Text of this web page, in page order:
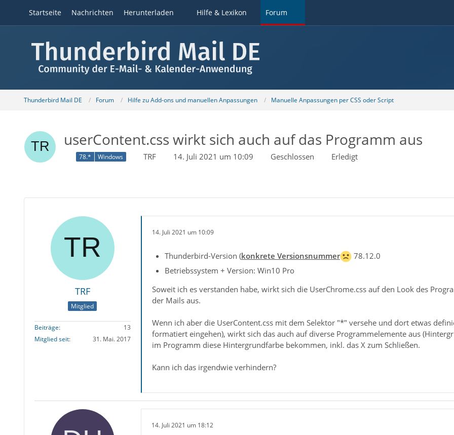
Startseite Nachrichten Herunterladen Hilfe & Lexikon Forum
Thunderbird Mail DE Forum Hilfe zu Add-ons und manuellen Anpassungen Manuelle Anpassungen per CSS oder Script
userContent.css wirkt sich auch auf das Programm aus
78.* Windows TRF 14. Juli 2021 um 10:09 Geschlossen Erledigt
TRF
Mitglied
Beiträge
13
Mitglied seit
31. Mai. 2017
14. Juli 2021 um 10:09
Thunderbird-Version (konkrete Versionsnummer
78.12.0
Betriebssystem + Version: Win10 Pro
Soweit ich es verstanden habe, wirkt sich die UserChrome.css auf den Look des
der Mails aus.
Wenn ich aber die UserContent.css mit dem Selektor "*" versehe und dort etwas
formatiert eingehen), wirkt sich das auch auf diverse Programmelemente aus
im Programm diese Hintergrundfarbe bekommen, inkl. das X zum Schließen.
Kann ich das irgendwie verhindern?
14. Juli 2021 um 18:12